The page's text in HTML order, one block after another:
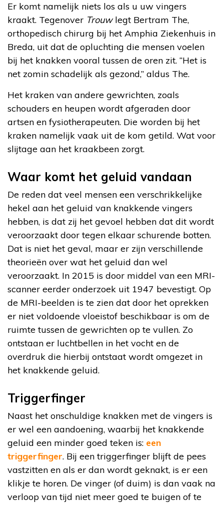
Er komt namelijk niets los als u uw vingers
kraakt. Tegenover Trouwlegt Bertram The,
orthopedisch chirurg bij het Amphia Ziekenhuis in
Breda, uit dat de opluchting die mensen voelen
bij het knakken vooral tussen de oren zit. “Het is
net zomin schadelijk als gezond,” aldus The.
Het kraken van andere gewrichten, zoals
schouders en heupen wordt afgeraden door
artsen en fysiotherapeuten. Die worden bij het
kraken namelijk vaak uit de kom getild. Wat voor
slijtage aan het kraakbeen zorgt.
Waar komt het geluid vandaan
De reden dat veel mensen een verschrikkelijke
hekel aan het geluid van knakkende vingers
hebben, is dat zij het gevoel hebben dat dit wordt
veroorzaakt door tegen elkaar schurende botten.
Dat is niet het geval, maar er zijn verschillende
theorieën over wat het geluid dan wel
veroorzaakt. In 2015 is door middel van een MRI-
scanner eerder onderzoek uit 1947 bevestigt. Op
de MRI-beelden is te zien dat door het oprekken
er niet voldoende vloeistof beschikbaar is om de
ruimte tussen de gewrichten op te vullen. Zo
ontstaan er luchtbellen in het vocht en de
overdruk die hierbij ontstaat wordt omgezet in
het knakkende geluid.
Triggerfinger
Naast het onschuldige knakken met de vingers is
er wel een aandoening, waarbij het knakkende
geluid een minder goed teken is: een
triggerfinger. Bij een triggerfinger blijft de pees
vastzitten en als er dan wordt geknakt, is er een
klikje te horen. De vinger (of duim) is dan vaak na
verloop van tijd niet meer goed te buigen of te